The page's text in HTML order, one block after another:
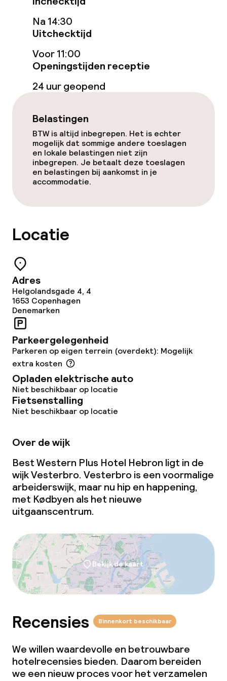
Dieetopties
Vegetarische opties
Schoonmaakvoorzieningen
Wasfaciliteiten (wasmachine)
Wasservice
Zakelijke faciliteiten
Conferentieruimte
Beleid
Kleine huisdieren toegestaan (minder
dan de 5 kg)
Na 14:30
Uitchecktijd
Voor 11:00
Openingstijden receptie
24 uur geopend
Belastingen
BTW is altijd inbegrepen. Het is echter
mogelijk dat sommige andere toeslagen
en lokale belastingen niet zijn
inbegrepen. Je betaalt deze toeslagen
en belastingen bij aankomst in je
accommodatie.
Locatie
Adres
Helgolandsgade 4, 4
1653 Copenhagen
Denemarken
Parkeergelegenheid
Parkeren op eigen terrein (overdekt): Mogelijk
extra kosten
Opladen elektrische auto
Niet beschikbaar op locatie
Fietsenstalling
Niet beschikbaar op locatie
Over de wijk
Best Western Plus Hotel Hebron ligt in de
wijk Vesterbro. Vesterbro is een voormalige
arbeiderswijk, maar nu hip en happening,
met Kødbyen als het nieuwe
uitgaanscentrum.
Bekijk de kaart
Recensies Binnenkort beschikbaar
We willen waardevolle en betrouwbare
hotelrecensies bieden. Daarom bereiden
we een nieuw proces voor het verzamelen